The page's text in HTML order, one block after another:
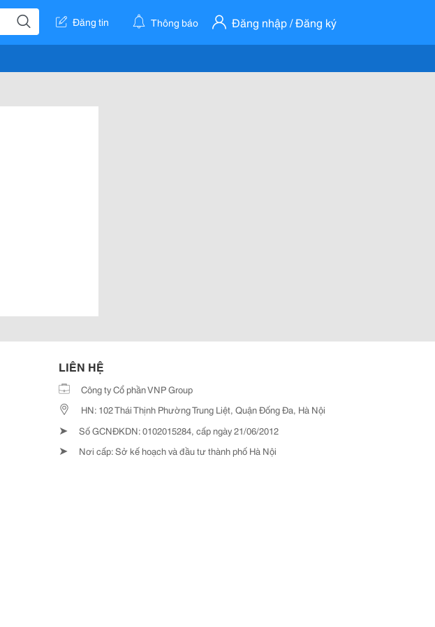
Đăng tin Thông báo Đăng nhập / Đăng ký
LIÊN HỆ
Công ty Cổ phần VNP Group
HN: 102 Thái Thịnh Phường Trung Liệt, Quận Đống Đa, Hà Nội
➤ Số GCNĐKDN: 0102015284, cấp ngày 21/06/2012
➤ Nơi cấp: Sở kế hoạch và đầu tư thành phố Hà Nội